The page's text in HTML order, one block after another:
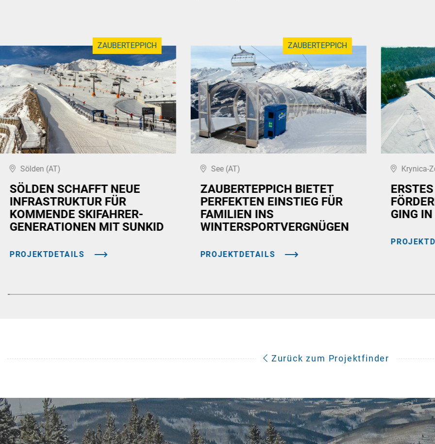
ZAUBERTEPPICH
Sölden (AT)
SÖLDEN SCHAFFT NEUE
INFRASTRUKTUR FÜR
KOMMENDE SKIFAHRER-
GENERATIONEN MIT SUNKID
PROJEKTDETAILS
ZAUBERTEPPICH
See (AT)
ZAUBERTEPPICH BIETET
PERFEKTEN EINSTIEG FÜR
FAMILIEN INS
WINTERSPORTVERGNÜGEN
PROJEKTDETAILS
Krynica-
GING
Zurück zum Projektfinder